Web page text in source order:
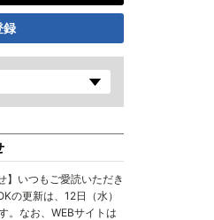
録
】いつもご愛読いただき
の更新は、12日（水）
。なお、WEBサイトは